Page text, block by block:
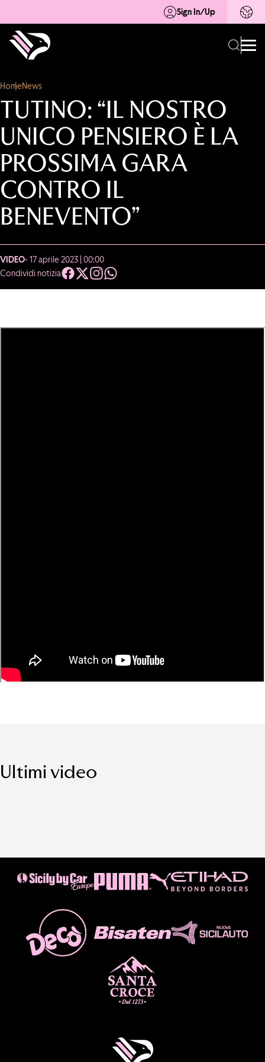
Sign In/Up
HomeNews
TUTINO: “IL NOSTRO
UNICO PENSIERO È LA
PROSSIMA GARA
CONTRO IL
BENEVENTO”
VIDEO- 17 aprile 2023 | 00:00
Condividi notizia
Ultimi video